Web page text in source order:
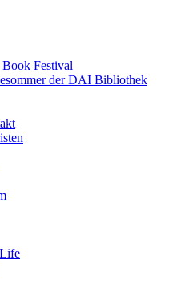
Book Festival
der DAI Bibliothek